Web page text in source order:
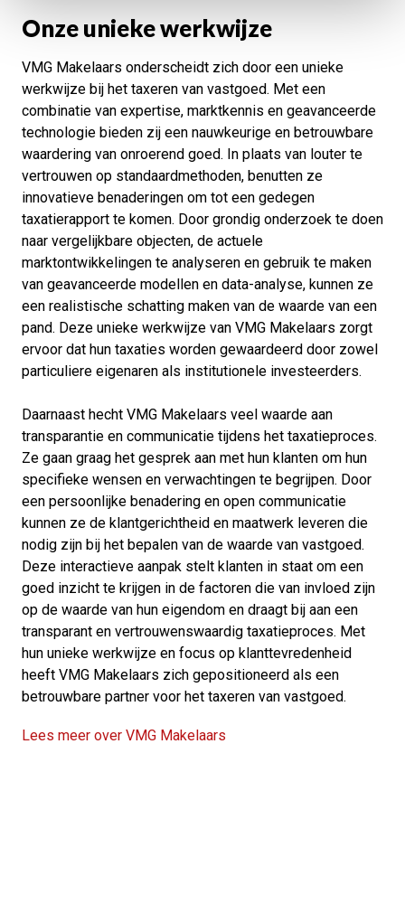
Onze unieke werkwijze
VMG Makelaars onderscheidt zich door een unieke
werkwijze bij het taxeren van vastgoed. Met een
combinatie van expertise, marktkennis en geavanceerde
technologie bieden zij een nauwkeurige en betrouwbare
waardering van onroerend goed. In plaats van louter te
vertrouwen op standaardmethoden, benutten ze
innovatieve benaderingen om tot een gedegen
taxatierapport te komen. Door grondig onderzoek te doen
naar vergelijkbare objecten, de actuele
marktontwikkelingen te analyseren en gebruik te maken
van geavanceerde modellen en data-analyse, kunnen ze
een realistische schatting maken van de waarde van een
pand. Deze unieke werkwijze van VMG Makelaars zorgt
ervoor dat hun taxaties worden gewaardeerd door zowel
particuliere eigenaren als institutionele investeerders.
Daarnaast hecht VMG Makelaars veel waarde aan
transparantie en communicatie tijdens het taxatieproces.
Ze gaan graag het gesprek aan met hun klanten om hun
specifieke wensen en verwachtingen te begrijpen. Door
een persoonlijke benadering en open communicatie
kunnen ze de klantgerichtheid en maatwerk leveren die
nodig zijn bij het bepalen van de waarde van vastgoed.
Deze interactieve aanpak stelt klanten in staat om een
goed inzicht te krijgen in de factoren die van invloed zijn
op de waarde van hun eigendom en draagt bij aan een
transparant en vertrouwenswaardig taxatieproces. Met
hun unieke werkwijze en focus op klanttevredenheid
heeft VMG Makelaars zich gepositioneerd als een
betrouwbare partner voor het taxeren van vastgoed.
Lees meer over VMG Makelaars